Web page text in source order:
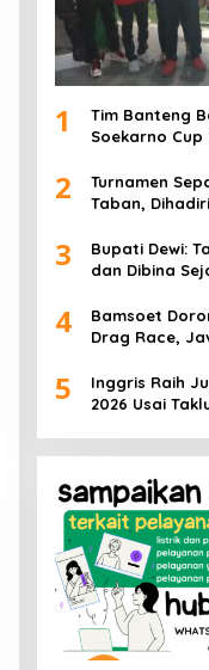
1
Tim Banteng
Soekarno Cup
2
Turnamen
Taban,
3
Bupati Dewi:
dan Dibina
4
Bamsoet
Drag Race,
Muda
5
Inggris Raih
2026 Usai